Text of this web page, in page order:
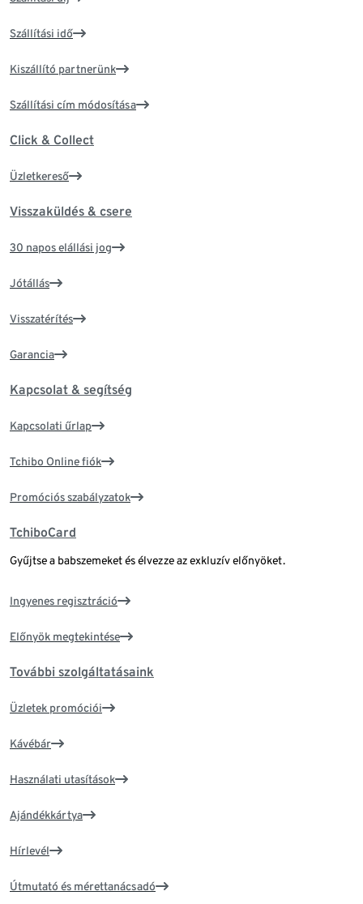
Szállítási idő
Kiszállító partnerünk
Szállítási cím módosítása
Click & Collect
Üzletkereső
Visszaküldés & csere
30 napos elállási jog
Jótállás
Visszatérítés
Garancia
Kapcsolat & segítség
Kapcsolati űrlap
Tchibo Online fiók
Promóciós szabályzatok
TchiboCard
Gyűjtse a babszemeket és élvezze az exkluzív előnyöket.
Ingyenes regisztráció
Előnyök megtekintése
További szolgáltatásaink
Üzletek promóciói
Kávébár
Használati utasítások
Ajándékkártya
Hírlevél
Útmutató és mérettanácsadó